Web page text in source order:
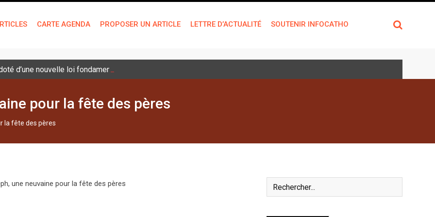
CARTE AGENDA PROPOSER UN ARTICLE LETTRE D’ACTUALITÉ SOUTENIR INFOCATHO
d’une nouvelle loi fondamentale
pour la fête des pères
la fête des pères